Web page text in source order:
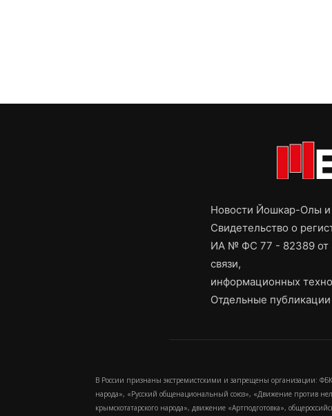
Новости Йошкар-Олы
Свидетельство о
ИА № ФС 77 - 82389 от
связи,
информационных
Отдельные
В России признаны экстремистскими и запрещены организации:
народа», «Русский общенациональный союз», «Движение против
крымскотатарского народа», движение «Артподготовка»,